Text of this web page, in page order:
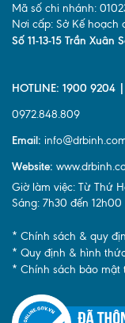
Mã số chi nhánh:
Nơi cấp: Sở Kế hoạch
Số 11-13-15 Trần
HOTLINE: 1900 9204
0972.848.809
Email:
Website:
Giờ làm việc: Từ Thứ
Sáng: 7h30 đến 12h00
* Chính sách & quy
* Quy định & hình
* Chính sách bảo mật